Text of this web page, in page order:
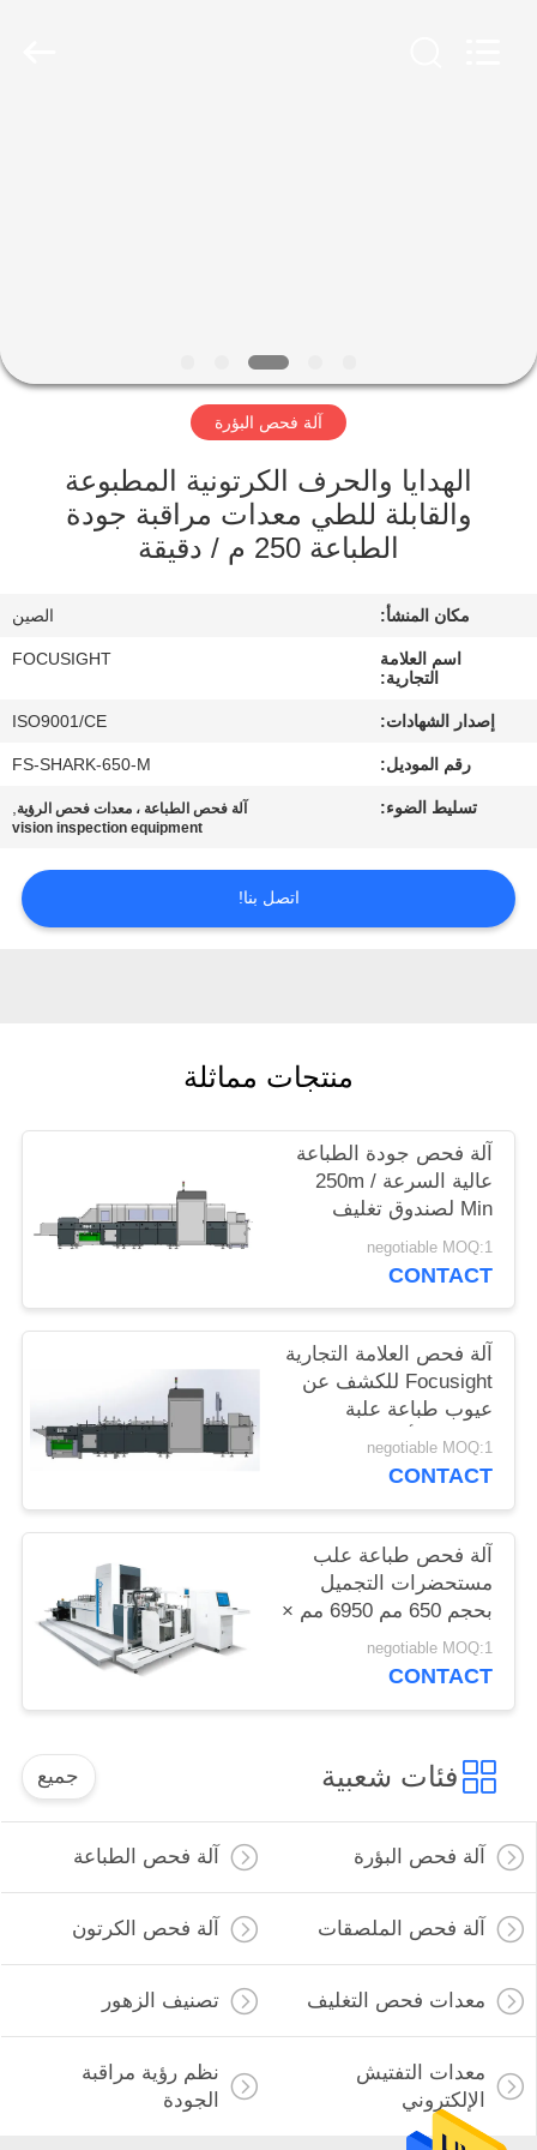
جولة
المعمل
الجودة
اطلب
اقتباس
POLICY
آلة فحص البؤرة
الهدايا والحرف الكرتونية المطبوعة
والقابلة للطي معدات مراقبة جودة
الطباعة 250 م / دقيقة
مكان المنشأ: الصين
اسم العلامة
التجارية:
FOCUSIGHT
إصدار الشهادات: ISO9001/CE
رقم الموديل: FS-SHARK-650-M
تسليط الضوء: آلة فحص الطباعة ، معدات فحص الرؤية,
vision inspection equipment
اتصل بنا!
منتجات مماثلة
آلة فحص جودة الطباعة
عالية السرعة 250m /
Min لصندوق تغليف
الويسكي
negotiable MOQ:1
CONTACT
آلة فحص العلامة التجارية
Focusight للكشف عن
عيوب طباعة علبة
معجون الأسنان
negotiable MOQ:1
CONTACT
آلة فحص طباعة علب
مستحضرات التجميل
بحجم 650 مم 6950 مم ×
3650 مم × 2200 مم
negotiable MOQ:1
CONTACT
فئات شعبية جميع
آلة فحص البؤرة آلة فحص الطباعة
آلة فحص الملصقات آلة فحص الكرتون
معدات فحص التغليف تصنيف الزهور
معدات التفتيش
الإلكتروني
نظم رؤية مراقبة
الجودة